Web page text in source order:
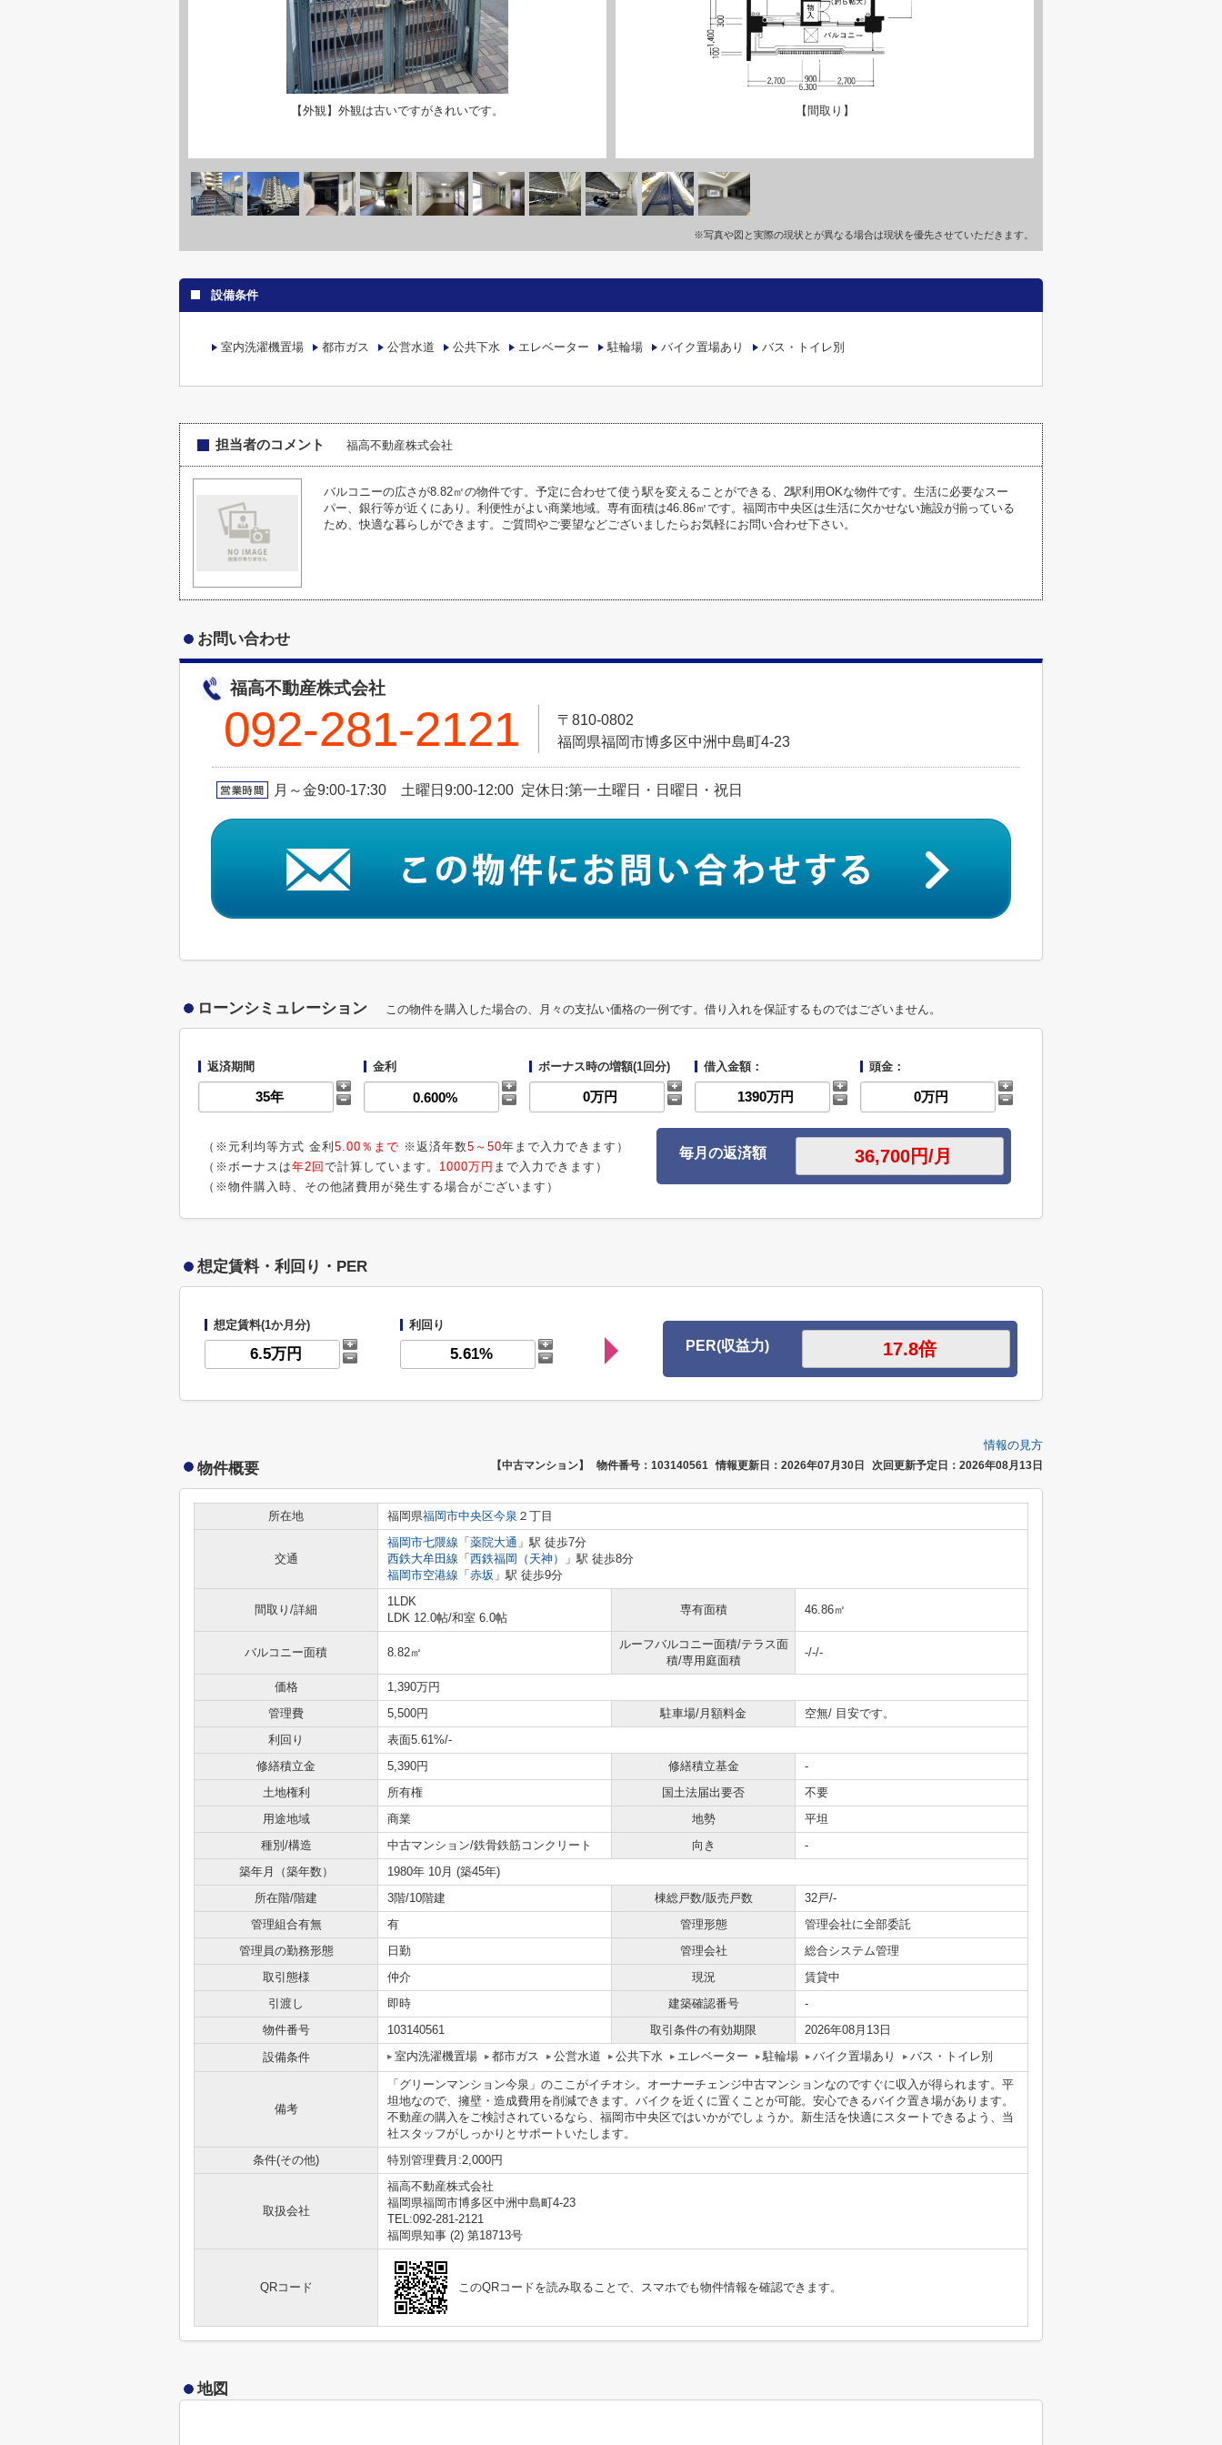
【外観】外観は古いですがきれいです。 【間取り】
※写真や図と実際の現状とが異なる場合は現状を優先させていただきます。
設備条件
室内洗濯機置場 都市ガス 公営水道 公共下水 エレベーター 駐輪場 バイク置場あり バス・トイレ別
担当者のコメント 福高不動産株式会社
バルコニーの広さが8.82㎡の物件です。予定に合わせて使う駅を変えることができる、2駅利用OKな物件です。生活に必要なスー
パー、銀行等が近くにあり。利便性がよい商業地域。専有面積は46.86㎡です。福岡市中央区は生活に欠かせない施設が揃っている
ため、快適な暮らしができます。ご質問やご要望などございましたらお気軽にお問い合わせ下さい。
お問い合わせ
福高不動産株式会社
092-281-2121
〒810-0802
福岡県福岡市博多区中洲中島町4-23
月～金9:00-17:30 土曜日9:00-12:00 定休日:第一土曜日・日曜日・祝日
ローンシミュレーション この物件を購入した場合の、月々の支払い価格の一例です。借り入れを保証するものではございません。
返済期間 金利 ボーナス時の増額(1回分) 借入金額： 頭金：
（※元利均等方式 金利 5.00％まで ※返済年数5～50年まで入力できます）
（※ボーナスは年2回 で計算しています。 1000万円 まで入力できます）
（※物件購入時、その他諸費用が発生する場合がございます）
毎月の返済額
想定賃料・利回り・PER
想定賃料(1か月分) 利回り
PER(収益力)
情報の見方
物件概要 【中古マンション】 物件番号：103140561 情報更新日：2026年07月30日 次回更新予定日：2026年08月13日
所在地 福岡県福岡市中央区今泉 ２丁目
交通
福岡市七隈線 「 薬院大通 」駅 徒歩7分
西鉄大牟田線 「 西鉄福岡（天神）
」駅 徒歩8分
福岡市空港線 「 赤坂 」駅 徒歩9分
間取り/詳細
1LDK
LDK 12.0帖/和室 6.0帖
専有面積 46.86㎡
バルコニー面積 8.82㎡
ルーフバルコニー面積/テラス面
積/専用庭面積
-/-/-
価格
1,390万円
管理費
5,500円 駐車場/月額料金
空無/ 目安です。
利回り
表面5.61%/-
修繕積立金
5,390円 修繕積立基金
-
土地権利
所有権 国土法届出要否
不要
用途地域
商業 地勢
平坦
種別/構造
中古マンション/鉄骨鉄筋コンクリート 向き
-
築年月（築年数）
1980年 10月 (築45年)
所在階/階建
3階/10階建 棟総戸数/販売戸数
32戸/-
管理組合有無
有 管理形態
管理会社に全部委託
管理員の勤務形態
日勤 管理会社
総合システム管理
取引態様
仲介 現況
賃貸中
引渡し
即時 建築確認番号
-
物件番号
103140561 取引条件の有効期限
2026年08月13日
設備条件
室内洗濯機置場 都市ガス 公営水道 公共下水 エレベーター 駐輪場 バイク置場あり バス・トイレ別
備考
「グリーンマンション今泉」のここがイチオシ。オーナーチェンジ中古マンションなのですぐに収入が得られます。平
坦地なので、擁壁・造成費用を削減できます。バイクを近くに置くことが可能。安心できるバイク置き場があります。
不動産の購入をご検討されているなら、福岡市中央区ではいかがでしょうか。新生活を快適にスタートできるよう、当
社スタッフがしっかりとサポートいたします。
条件(その他)
特別管理費月:2,000円
取扱会社
福高不動産株式会社
福岡県福岡市博多区中洲中島町4-23
TEL:092-281-2121
福岡県知事 (2) 第18713号
QRコード このQRコードを読み取ることで、スマホでも物件情報を確認できます。
地図